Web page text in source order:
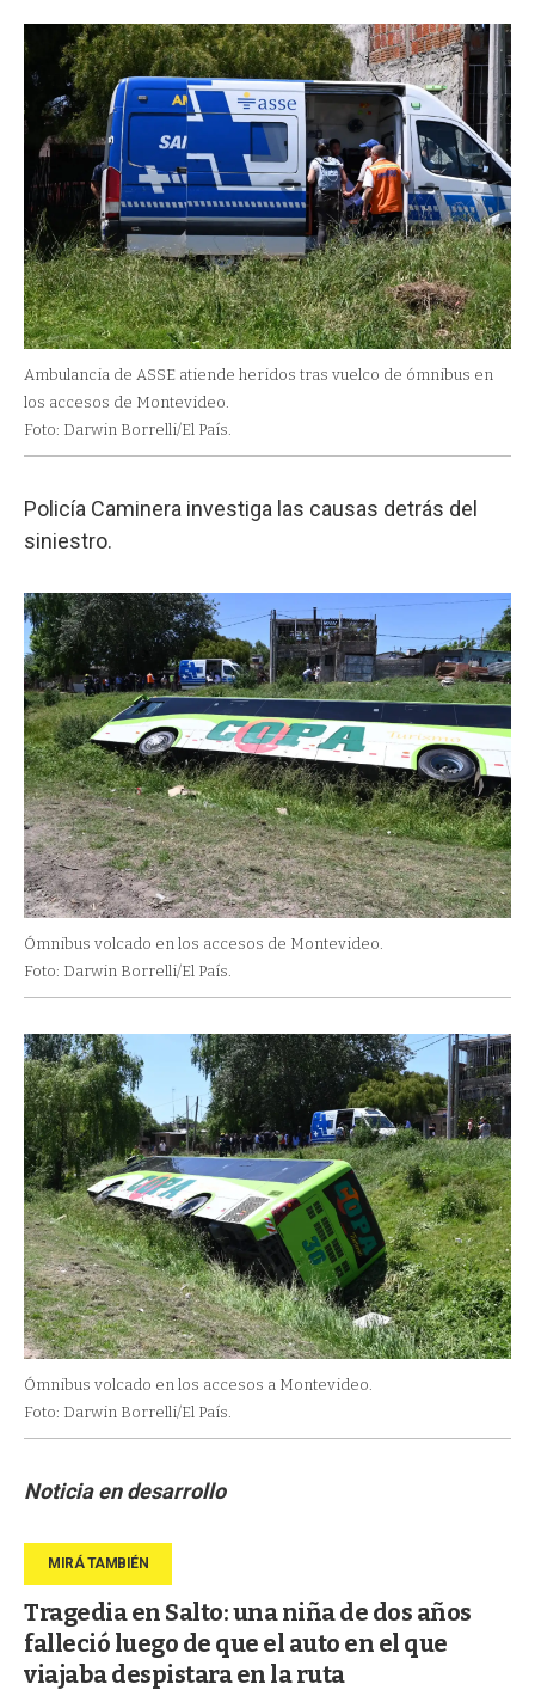
Ambulancia de ASSE atiende heridos tras vuelco de ómnibus en
los accesos de Montevideo.
Foto: Darwin Borrelli/El País.
Policía Caminera investiga las causas detrás del
siniestro.
Ómnibus volcado en los accesos de Montevideo.
Foto: Darwin Borrelli/El País.
Ómnibus volcado en los accesos a Montevideo.
Foto: Darwin Borrelli/El País.
Noticia en desarrollo
Tragedia en Salto: una niña de dos años
falleció luego de que el auto en el que
viajaba despistara en la ruta